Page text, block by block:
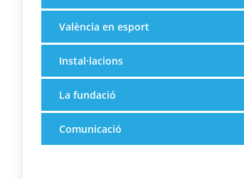
València en esport
Instal·lacions
La fundació
Comunicació